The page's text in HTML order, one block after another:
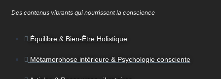
Des contenus vibrants qui nourrissent la conscience
Équilibre & Bien-Être Holistique
Métamorphose intérieure & Psychologie consciente